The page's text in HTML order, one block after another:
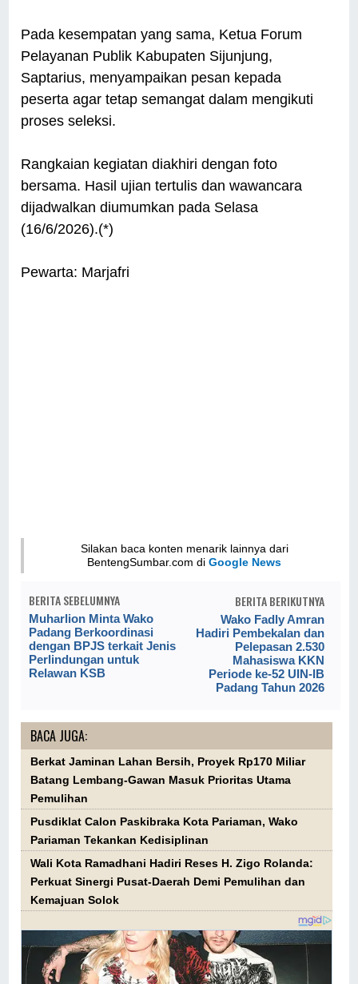
Pada kesempatan yang sama, Ketua Forum
Pelayanan Publik Kabupaten Sijunjung,
Saptarius, menyampaikan pesan kepada
peserta agar tetap semangat dalam mengikuti
proses seleksi.
Rangkaian kegiatan diakhiri dengan foto
bersama. Hasil ujian tertulis dan wawancara
dijadwalkan diumumkan pada Selasa
(16/6/2026).(*)
Pewarta: Marjafri
Silakan baca konten menarik lainnya dari
BentengSumbar.com diGoogle News
BERITA SEBELUMNYA
Muharlion Minta Wako
Padang Berkoordinasi
dengan BPJS terkait Jenis
Perlindungan untuk
Relawan KSB
BERITA BERIKUTNYA
Wako Fadly Amran
Hadiri Pembekalan dan
Pelepasan 2.530
Mahasiswa KKN
Periode ke-52 UIN-IB
Padang Tahun 2026
BACA JUGA:
Berkat Jaminan Lahan Bersih, Proyek Rp170 Miliar
Batang Lembang-Gawan Masuk Prioritas Utama
Pemulihan
Pusdiklat Calon Paskibraka Kota Pariaman, Wako
Pariaman Tekankan Kedisiplinan
Wali Kota Ramadhani Hadiri Reses H. Zigo Rolanda:
Perkuat Sinergi Pusat-Daerah Demi Pemulihan dan
Kemajuan Solok